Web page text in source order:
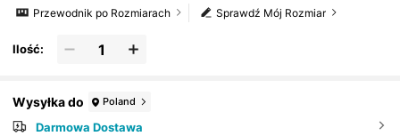
Sprawdź Mój Rozmiar
Przewodnik po Rozmiarach
Ilość:
Wysyłka do Poland
Darmowa Dostawa